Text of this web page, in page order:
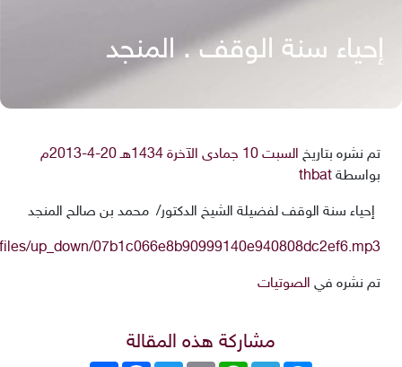
إحياء سنة الوقف . المنجد
تم نشره بتاريخ السبت 10 جمادى الآخرة 1434هـ 20-4-2013م
بواسطة thbat
إحياء سنة الوقف لفضيلة الشيخ الدكتور/ محمد بن صالح المنجد
up_down/07b1c066e8b90999140e940808dc2ef6.mp3
تم نشره في الصوتيات
مشاركة هذه المقالة